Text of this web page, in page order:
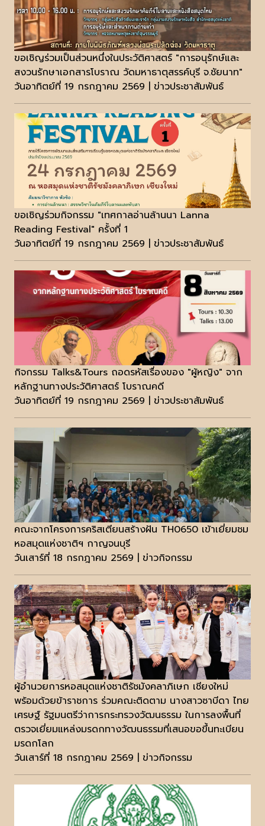
ขอเชิญร่วมเป็นส่วนหนึ่งในประวัติศาสตร์ "การอนุรักษ์และ
สงวนรักษาเอกสารโบราณ วัดมหาธาตุสรรค์บุรี จ.ชัยนาท"
วันอาทิตย์ที่ 19 กรกฎาคม 2569 | ข่าวประชาสัมพันธ์
ขอเชิญร่วมกิจกรรม "เทศกาลอ่านล้านนา Lanna
Reading Festival" ครั้งที่ 1
วันอาทิตย์ที่ 19 กรกฎาคม 2569 | ข่าวประชาสัมพันธ์
กิจกรรม Talks&Tours ถอดรหัสเรื่องของ "ผู้หญิง" จาก
หลักฐานทางประวัติศาสตร์ โบราณคดี
วันอาทิตย์ที่ 19 กรกฎาคม 2569 | ข่าวประชาสัมพันธ์
คณะจากโครงการคริสเตียนสร้างฝัน TH0650 เข้าเยี่ยมชม
หอสมุดแห่งชาติฯ กาญจนบุรี
วันเสาร์ที่ 18 กรกฎาคม 2569 | ข่าวกิจกรรม
ผู้อำนวยการหอสมุดแห่งชาติรัชมังคลาภิเษก เชียงใหม่
พร้อมด้วยข้าราชการ ร่วมคณะติดตาม นางสาวซาบีดา ไทย
เศรษฐ์ รัฐมนตรีว่าการกระทรวงวัฒนธรรม ในการลงพื้นที่
ตรวจเยี่ยมแหล่งมรดกทางวัฒนธรรมที่เสนอขอขึ้นทะเบียน
มรดกโลก
วันเสาร์ที่ 18 กรกฎาคม 2569 | ข่าวกิจกรรม